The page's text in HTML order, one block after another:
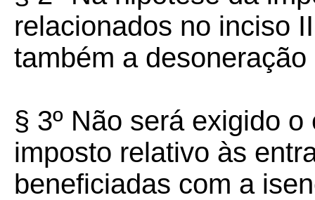
relacionados no inciso
também a
§ 3º Não será exigido
imposto relativo às
beneficiadas com a